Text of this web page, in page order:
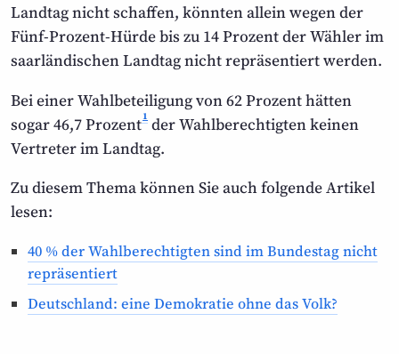
Landtag nicht schaffen, könnten allein wegen der
Fünf-Prozent-Hürde bis zu 14 Prozent der Wähler im
saarländischen Landtag nicht repräsentiert werden.
Bei einer Wahlbeteiligung von 62 Prozent hätten
sogar 46,7 Prozent1 der Wahlberechtigten keinen
Vertreter im Landtag.
Zu diesem Thema können Sie auch folgende Artikel
lesen:
40 % der Wahlberechtigten sind im Bundestag nicht
repräsentiert
Deutschland: eine Demokratie ohne das Volk?